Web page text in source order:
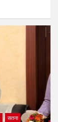
सतना